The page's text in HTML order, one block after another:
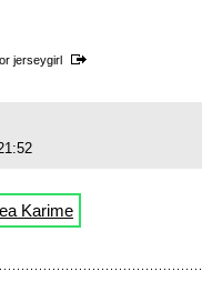
jerseygirl
Karime